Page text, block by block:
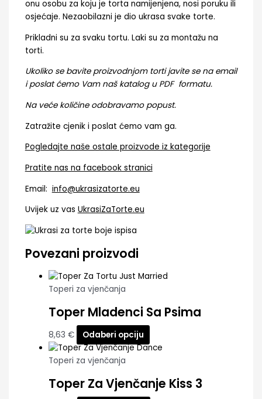
onu osobu za koju je torta namijenjena, nosi poruku ili
osjećaje. Nezaobilazni je dio ukrasa svake torte.
Prikladni su za svaku tortu. Laki su za montažu na
torti.
Ukoliko se bavite proizvodnjom torti javite se na email
i poslat ćemo Vam naš katalog u PDF formatu.
Na veće količine odobravamo popust.
Zatražite cjenik i poslat ćemo vam ga.
Pogledajte naše ostale proizvode iz kategorije
Pratite nas na facebook stranici
Email: info@ukrasizatorte.eu
Uvijek uz vas UkrasiZaTorte.eu
Povezani proizvodi
Toperi za vjenčanja
Toper Mladenci Sa Psima
8,63 € Odaberi opciju
Toperi za vjenčanja
Toper Za Vjenčanje Kiss 3